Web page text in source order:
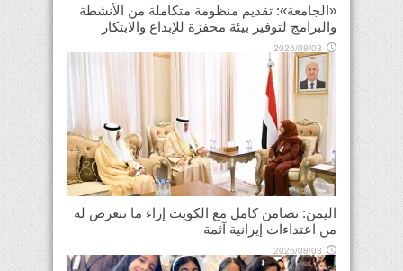
«الجامعة»: تقديم منظومة متكاملة من الأنشطة
والبرامج لتوفير بيئة محفزة للإبداع والابتكار
2026/08/03
اليمن: تضامن كامل مع الكويت إزاء ما تتعرض له
من اعتداءات إيرانية آثمة
2026/08/03